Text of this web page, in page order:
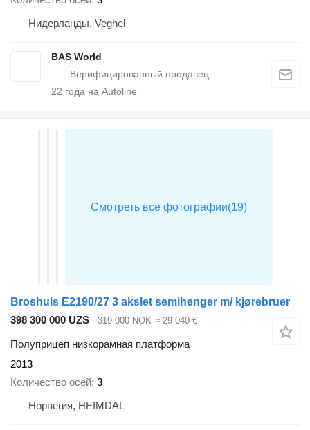
Нидерланды, Veghel
BAS World
22 года на Autoline
Broshuis E2190/27 3 akslet semihenger m/ kjørebruer
398 300 000 UZS
319 000 NOK ≈ 29 040 €
Полуприцеп низкорамная платформа
2013
Количество осей 3
Норвегия, HEIMDAL